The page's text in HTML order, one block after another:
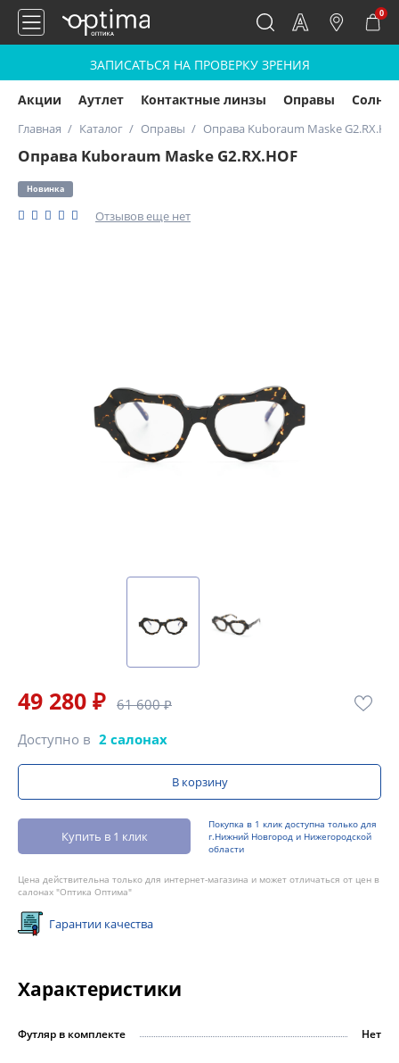
0
ЗАПИСАТЬСЯ НА ПРОВЕРКУ ЗРЕНИЯ
Акции Аутлет Контактные линзы Оправы
Главная Каталог Оправы Оправа Kuboraum Maske
Оправа Kuboraum Maske G2.RX.HOF
Новинка
Отзывов еще нет
49 280 ₽ 61 600 ₽
Доступно в 2 салонах
В корзину
Купить в 1 клик
Покупка в 1 клик доступна только для
г.Нижний Новгород и Нижегородской
области
Цена действительна только для интернет-магазина и может отличаться от цен в
салонах "Оптика Оптима"
Гарантии качества
Характеристики
Футляр в комплекте Нет